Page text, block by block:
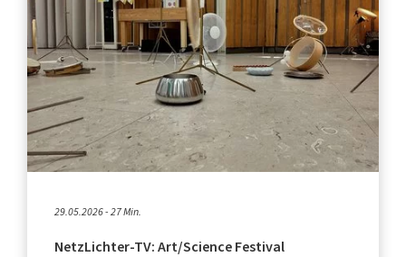
29.05.2026 - 27 Min.
NetzLichter-TV: Art/Science Festival